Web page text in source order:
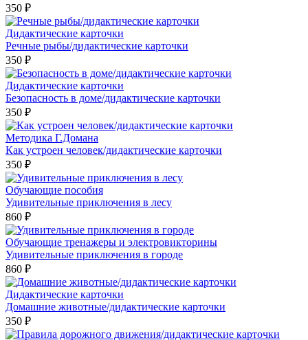
350 ₽
Дидактические карточки
Речные рыбы/дидактические карточки
350 ₽
Дидактические карточки
Безопасность в доме/дидактические карточки
350 ₽
Методика Г.Домана
Как устроен человек/дидактические карточки
350 ₽
Обучающие пособия
Удивительные приключения в лесу
860 ₽
Обучающие тренажеры и электровикторины
Удивительные приключения в городе
860 ₽
Дидактические карточки
Домашние животные/дидактические карточки
350 ₽